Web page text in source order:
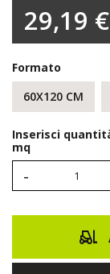
29,19 €
Formato
60X120 CM
Inserisci
mq
-